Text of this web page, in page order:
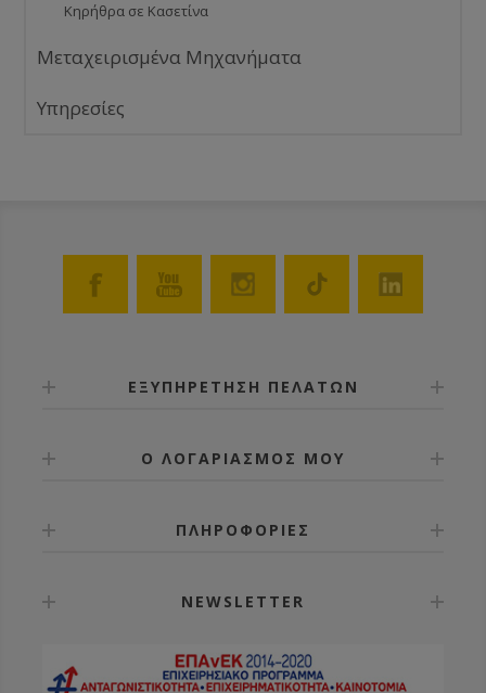
Κηρήθρα σε Κασετίνα
Μεταχειρισμένα Μηχανήματα
Υπηρεσίες
ΕΞΥΠΗΡΕΤΗΣΗ ΠΕΛΑΤΩΝ
Ο ΛΟΓΑΡΙΑΣΜΟΣ ΜΟΥ
ΠΛΗΡΟΦΟΡΙΕΣ
NEWSLETTER